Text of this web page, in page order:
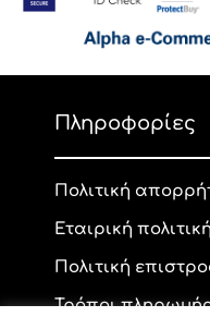
Πληροφορίες
Πολιτική
Εταιρική
Πολιτική
Τρόποι